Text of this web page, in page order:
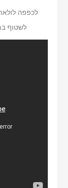
לשטוף במכונת